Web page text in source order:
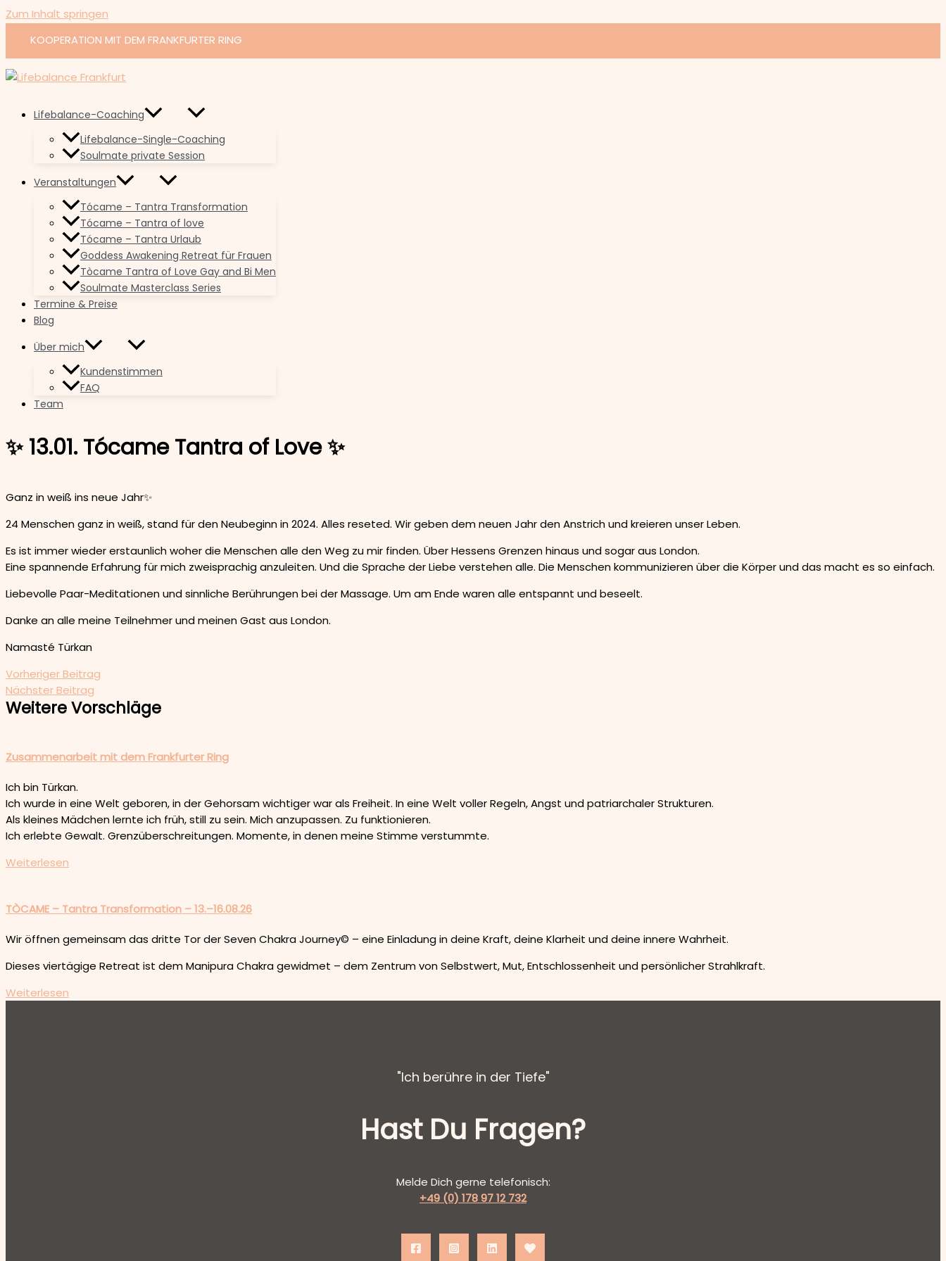
Zum Inhalt springen
KOOPERATION MIT DEM FRANKFURTER RING
Lifebalance-Coaching
Lifebalance-Single-Coaching
Soulmate private Session
Veranstaltungen
Tócame – Tantra Transformation
Tócame – Tantra of love
Tócame – Tantra Urlaub
Goddess Awakening Retreat für Frauen
Tòcame Tantra of Love Gay and Bi Men
Soulmate Masterclass Series
Termine & Preise
Blog
Über mich
Kundenstimmen
FAQ
Team
✨️ 13.01. Tócame Tantra of Love ✨️
Ganz in weiß ins neue Jahr✨️
24 Menschen ganz in weiß, stand für den Neubeginn in 2024. Alles reseted. Wir geben dem neuen Jahr den Anstrich und kreieren unser Leben.
Es ist immer wieder erstaunlich woher die Menschen alle den Weg zu mir finden. Über Hessens Grenzen hinaus und sogar aus London.
Eine spannende Erfahrung für mich zweisprachig anzuleiten. Und die Sprache der Liebe verstehen alle. Die Menschen kommunizieren über die Körper und das macht es so einfach.
Liebevolle Paar-Meditationen und sinnliche Berührungen bei der Massage. Um am Ende waren alle entspannt und beseelt.
Danke an alle meine Teilnehmer und meinen Gast aus London.
Namasté Türkan
Vorheriger Beitrag
Nächster Beitrag
Weitere Vorschläge
Zusammenarbeit mit dem Frankfurter Ring
Ich bin Türkan.
Ich wurde in eine Welt geboren, in der Gehorsam wichtiger war als Freiheit. In eine Welt voller Regeln, Angst und patriarchaler Strukturen.
Als kleines Mädchen lernte ich früh, still zu sein. Mich anzupassen. Zu funktionieren.
Ich erlebte Gewalt. Grenzüberschreitungen. Momente, in denen meine Stimme verstummte.
Weiterlesen
TÒCAME – Tantra Transformation – 13.–16.08.26
Wir öffnen gemeinsam das dritte Tor der Seven Chakra Journey© – eine Einladung in deine Kraft, deine Klarheit und deine innere Wahrheit.
Dieses viertägige Retreat ist dem Manipura Chakra gewidmet – dem Zentrum von Selbstwert, Mut, Entschlossenheit und persönlicher Strahlkraft.
Weiterlesen
"Ich berühre in der Tiefe"
Hast Du Fragen?
Melde Dich gerne telefonisch:
+49 (0) 178 97 12 732